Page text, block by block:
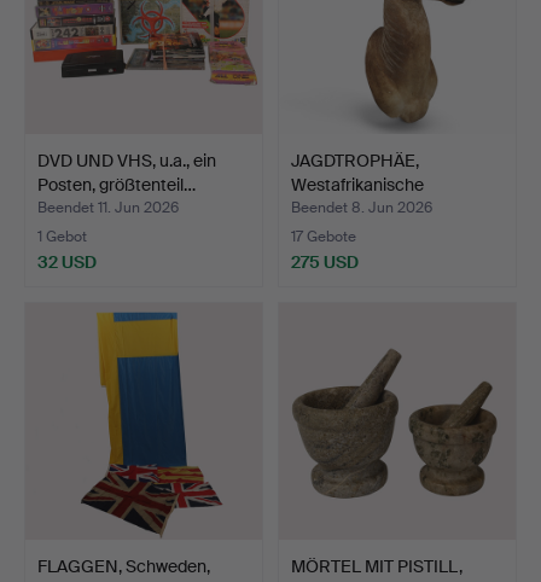
DVD UND VHS, u.a., ein
Posten, größtenteil…
Beendet 11. Jun 2026
1 Gebot
32 USD
JAGDTROPHÄE,
Westafrikanische
Kuhantilope/…
Beendet 8. Jun 2026
17 Gebote
275 USD
FLAGGEN, Schweden,
MÖRTEL MIT PISTILL,